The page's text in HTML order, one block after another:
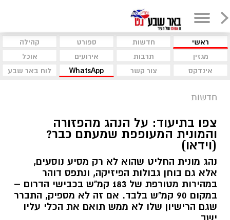
ראשי חדשות ספורט
קהילה
מגזין
תרבות אירועים
אוכל
אינדקס
צור קשר WhatsApp לוח באר שבע
חדשות
צפו בתיעוד: על הנהג מהפזורה
והמונית המעופפת שמעתם כבר?
(וידאו)
נהג מונית החליט שהוא לא רק מסיע נוסעים,
אלא גם בוחן גבולות הפיזיקה, ונתפס דוהר
במהירות מטורפת של 183 קמ"ש בכבישי הדרום –
במקום 90 קמ"ש בלבד. אם זה לא מספיק, התברר
שגם הרישיון שלו לא ממש תואם את הכלי עליו